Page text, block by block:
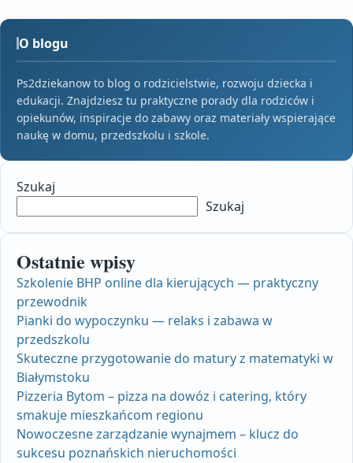
O blogu
Ps2dziekanow to blog o rodzicielstwie, rozwoju dziecka i
edukacji. Znajdziesz tu praktyczne porady dla rodziców i
opiekunów, inspiracje do zabawy oraz materiały wspierające
naukę w domu, przedszkolu i szkole.
Szukaj
Szukaj
Ostatnie wpisy
Szkolenie BHP online dla kierujących — praktyczny
przewodnik
Pianki do wypoczynku — relaks i zabawa w
przedszkolu
Skuteczne przygotowanie do matury z matematyki w
Białymstoku
Pizzeria Bytom – pizza na dowóz i catering, który
smakuje mieszkańcom regionu
Nowoczesne zarządzanie wynajmem – klucz do
sukcesu poznańskich nieruchomości